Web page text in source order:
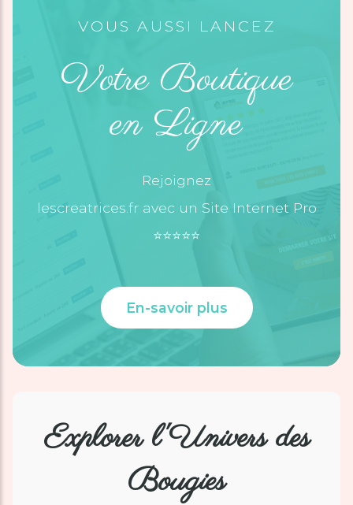
VOUS AUSSI LANCEZ
Votre Boutique
en Ligne
Rejoignez
lescreatrices.fr avec un Site Internet Pro
⭐️⭐️⭐️⭐️⭐️
En-savoir plus
Explorer l'Univers des
Bougies